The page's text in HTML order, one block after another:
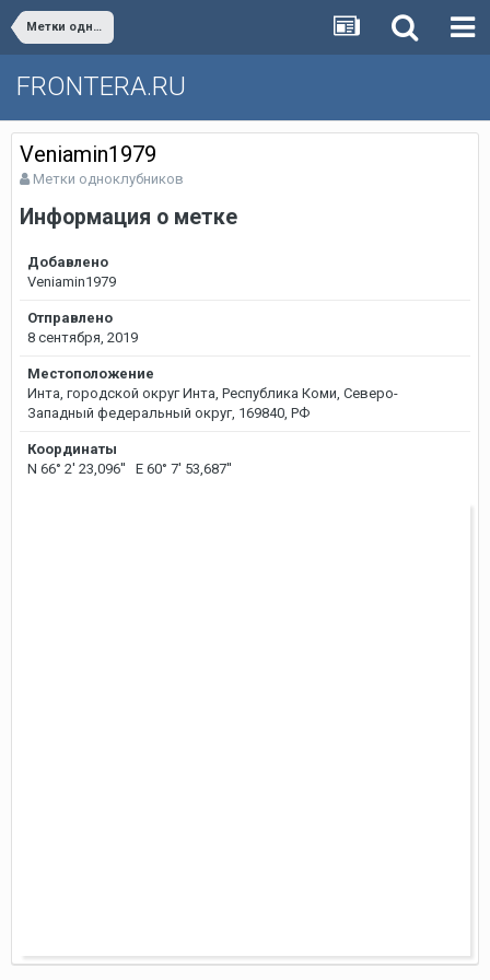
Метки одноклубников
FRONTERA.RU
Veniamin1979
Метки одноклубников
Информация о метке
Добавлено
Veniamin1979
Отправлено
8 сентября, 2019
Местоположение
Инта, городской округ Инта, Республика Коми, Северо-
Западный федеральный округ, 169840, РФ
Координаты
N 66° 2' 23,096'' E 60° 7' 53,687''